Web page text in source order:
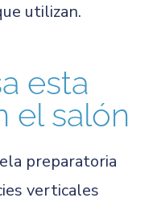
utilizan.
esta
el salón
preparatoria
verticales